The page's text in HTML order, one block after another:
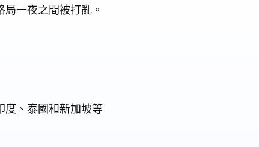
一夜之間被打亂。
、泰國和新加坡等